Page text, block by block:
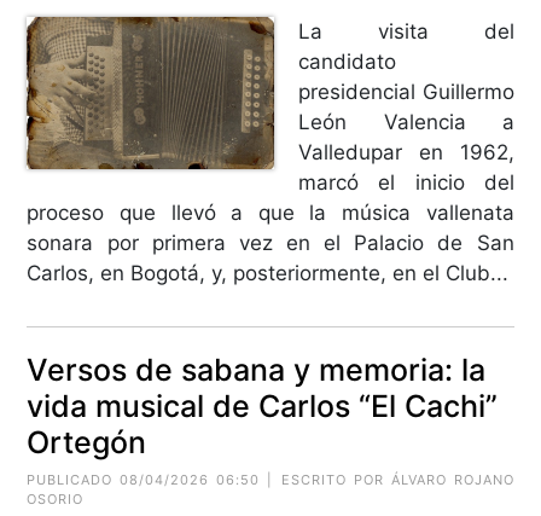
La visita del
candidato
presidencial Guillermo
León Valencia a
Valledupar en 1962,
marcó el inicio del
proceso que llevó a que la música vallenata
sonara por primera vez en el Palacio de San
Carlos, en Bogotá, y, posteriormente, en el Club...
Versos de sabana y memoria: la
vida musical de Carlos “El Cachi”
Ortegón
PUBLICADO 08/04/2026 06:50 | ESCRITO POR ÁLVARO ROJANO
OSORIO